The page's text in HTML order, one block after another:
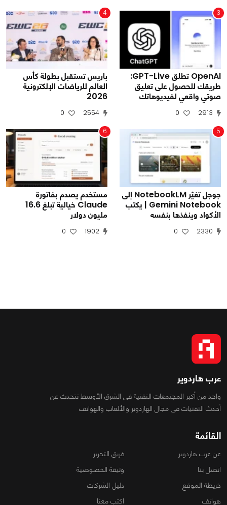
3
OpenAI تطلق GPT-Live:
طريقك للحصول على تعليق
صوتي واقعي لفيديوهاتك
2913
0
4
باريس تستقبل بطولة كأس
العالم للرياضات الإلكترونية
2026
2554
0
5
جوجل تغيّر NotebookLM إلى
Gemini Notebook | يكتب
الأكواد وينفذها بنفسه
2330
0
6
مستخدم يصدم بفاتورة
Claude خيالية تبلغ 16.6
مليون دولار
1902
0
عرب هاردوير
واحد من أكبر المجتمعات التقنية فى الشرق الأوسط تتحدث عن
أحدث التقنيات فى مجال الهاردوير والألعاب والهواتف
القائمة
عن عرب هاردوير
فريق التحرير
اتصل بنا
وثيقة الخصوصية
خريطة الموقع
دليل الشركات
هواتف
اكتب معنا